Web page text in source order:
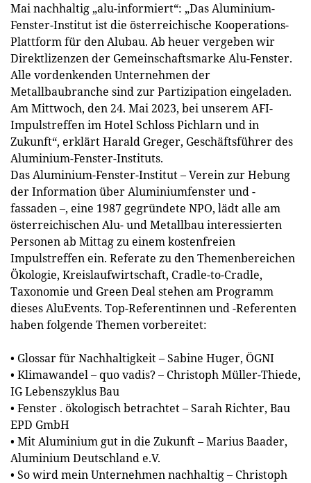
Mai nachhaltig „alu-informiert“: „Das Aluminium-
Fenster-Institut ist die österreichische Kooperations-
Plattform für den Alubau. Ab heuer vergeben wir
Direktlizenzen der Gemeinschaftsmarke Alu-Fenster.
Alle vordenkenden Unternehmen der
Metallbaubranche sind zur Partizipation eingeladen.
Am Mittwoch, den 24. Mai 2023, bei unserem AFI-
Impulstreffen im Hotel Schloss Pichlarn und in
Zukunft“, erklärt Harald Greger, Geschäftsführer des
Aluminium-Fenster-Instituts.
Das Aluminium-Fenster-Institut – Verein zur Hebung
der Information über Aluminiumfenster und -
fassaden –, eine 1987 gegründete NPO, lädt alle am
österreichischen Alu- und Metallbau interessierten
Personen ab Mittag zu einem kostenfreien
Impulstreffen ein. Referate zu den Themenbereichen
Ökologie, Kreislaufwirtschaft, Cradle-to-Cradle,
Taxonomie und Green Deal stehen am Programm
dieses AluEvents. Top-Referentinnen und -Referenten
haben folgende Themen vorbereitet:
• Glossar für Nachhaltigkeit – Sabine Huger, ÖGNI
• Klimawandel – quo vadis? – Christoph Müller-Thiede,
IG Lebenszyklus Bau
• Fenster . ökologisch betrachtet – Sarah Richter, Bau
EPD GmbH
• Mit Aluminium gut in die Zukunft – Marius Baader,
Aluminium Deutschland e.V.
• So wird mein Unternehmen nachhaltig – Christoph